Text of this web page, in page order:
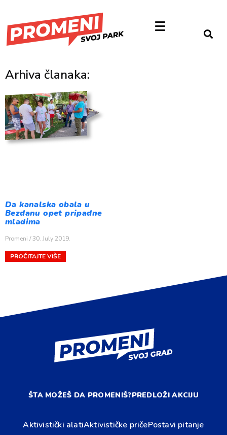
Arhiva članaka:
Da kanalska obala u
Bezdanu opet pripadne
mladima
Promeni 30. July 2019.
PROČITAJTE VIŠE
ŠTA MOŽEŠ DA PROMENIŠ?PREDLOŽI AKCIJU
Aktivistički alatiAktivističke pričePostavi pitanje